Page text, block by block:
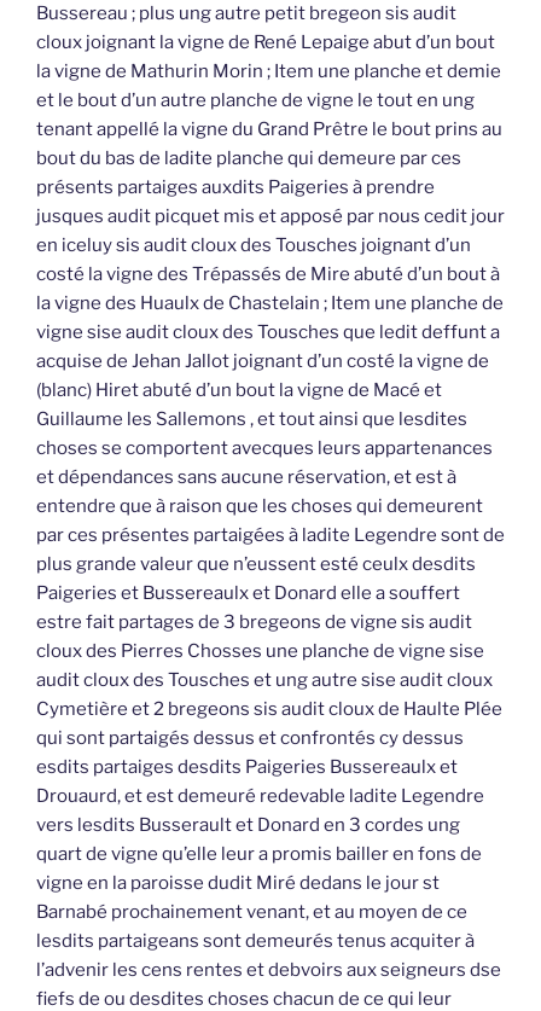
Bussereau ; plus ung autre petit bregeon sis audit
cloux joignant la vigne de René Lepaige abut d’un bout
la vigne de Mathurin Morin ; Item une planche et demie
et le bout d’un autre planche de vigne le tout en ung
tenant appellé la vigne du Grand Prêtre le bout prins au
bout du bas de ladite planche qui demeure par ces
présents partaiges auxdits Paigeries à prendre
jusques audit picquet mis et apposé par nous cedit jour
en iceluy sis audit cloux des Tousches joignant d’un
costé la vigne des Trépassés de Mire abuté d’un bout à
la vigne des Huaulx de Chastelain ; Item une planche de
vigne sise audit cloux des Tousches que ledit deffunt a
acquise de Jehan Jallot joignant d’un costé la vigne de
(blanc) Hiret abuté d’un bout la vigne de Macé et
Guillaume les Sallemons , et tout ainsi que lesdites
choses se comportent avecques leurs appartenances
et dépendances sans aucune réservation, et est à
entendre que à raison que les choses qui demeurent
par ces présentes partaigées à ladite Legendre sont de
plus grande valeur que n’eussent esté ceulx desdits
Paigeries et Bussereaulx et Donard elle a souffert
estre fait partages de 3 bregeons de vigne sis audit
cloux des Pierres Chosses une planche de vigne sise
audit cloux des Tousches et ung autre sise audit cloux
Cymetière et 2 bregeons sis audit cloux de Haulte Plée
qui sont partaigés dessus et confrontés cy dessus
esdits partaiges desdits Paigeries Bussereaulx et
Drouaurd, et est demeuré redevable ladite Legendre
vers lesdits Busserault et Donard en 3 cordes ung
quart de vigne qu’elle leur a promis bailler en fons de
vigne en la paroisse dudit Miré dedans le jour st
Barnabé prochainement venant, et au moyen de ce
lesdits partaigeans sont demeurés tenus acquiter à
l’advenir les cens rentes et debvoirs aux seigneurs dse
fiefs de ou desdites choses chacun de ce qui leur